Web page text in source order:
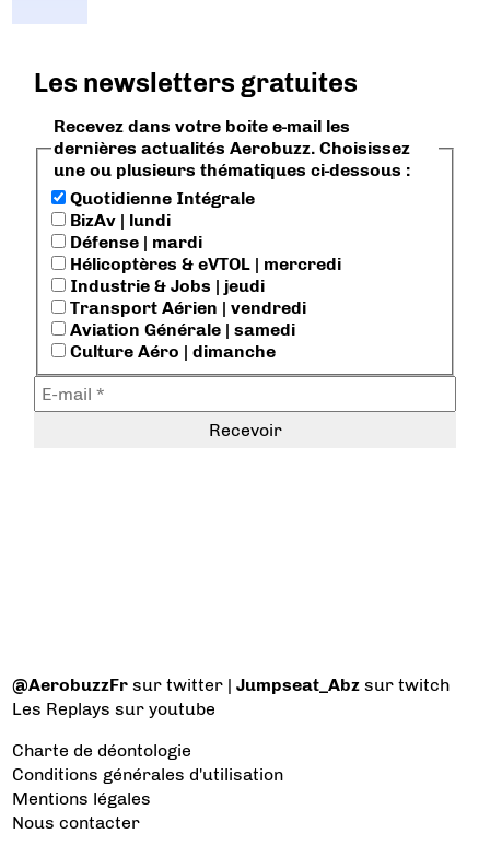
Les newsletters gratuites
Recevez dans votre boite e-mail les
dernières actualités Aerobuzz. Choisissez
une ou plusieurs thématiques ci-dessous :
Quotidienne Intégrale
BizAv | lundi
Défense | mardi
Hélicoptères & eVTOL | mercredi
Industrie & Jobs | jeudi
Transport Aérien | vendredi
Aviation Générale | samedi
Culture Aéro | dimanche
@AerobuzzFr sur twitter |Jumpseat_Abz sur twitch
Les Replays sur youtube
Charte de déontologie
Conditions générales d'utilisation
Mentions légales
Nous contacter